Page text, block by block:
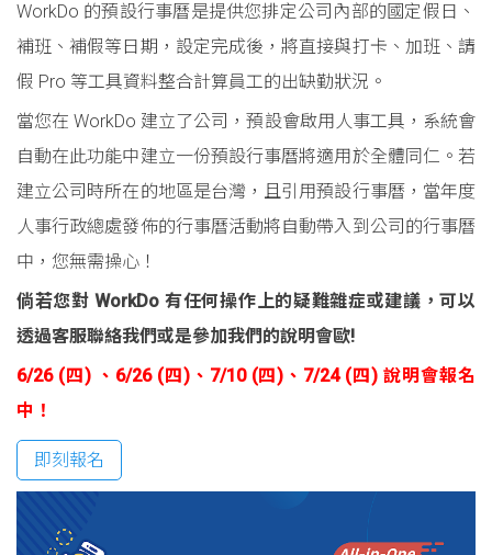
WorkDo 的預設行事曆是提供您排定公司內部的國定假日、
補班、補假等日期，設定完成後，將直接與打卡、加班、請
假 Pro 等工具資料整合計算員工的出缺勤狀況。
當您在 WorkDo 建立了公司，預設會啟用人事工具，系統會
自動在此功能中建立一份預設行事曆將適用於全體同仁。若
建立公司時所在的地區是台灣，且引用預設行事曆，當年度
人事行政總處發佈的行事曆活動將自動帶入到公司的行事曆
中，您無需操心！
倘若您對 WorkDo 有任何操作上的疑難雜症或建議，可以
透過客服聯絡我們或是參加我們的說明會歐!
6/26 (四) 、6/26 (四)、7/10 (四)、7/24 (四) 說明會報名
中！
即刻報名